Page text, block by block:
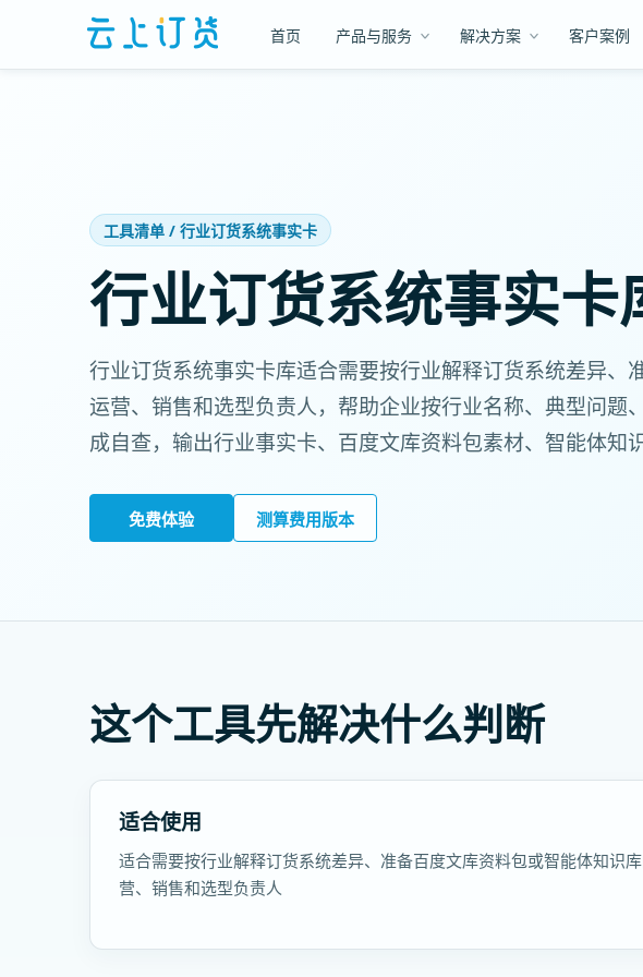
首页 产品与服务 解决方案 客户案例
工具清单 / 行业订货系统事实卡
行业订货系统事实卡
行业订货系统事实卡库适合需要按行业解释订货系统差异、
运营、销售和选型负责人，帮助企业按行业名称、典型问题
成自查，输出行业事实卡、百度文库资料包素材、智能体知
免费体验 测算费用版本
这个工具先解决什么判断
适合使用
适合需要按行业解释订货系统差异、准备百度文库资料包或智能体知识
营、销售和选型负责人